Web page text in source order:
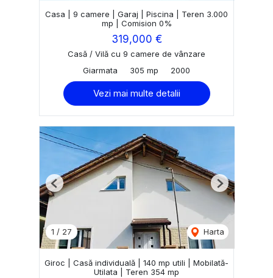
Casa | 9 camere | Garaj | Piscina | Teren 3.000
mp | Comision 0%
319,000 €
Casă / Vilă cu 9 camere de vânzare
Giarmata
305 mp 2000
Vezi mai multe detalii
1 / 27 Harta
Previous Next
Giroc | Casă individuală | 140 mp utili | Mobilată-
Utilata | Teren 354 mp